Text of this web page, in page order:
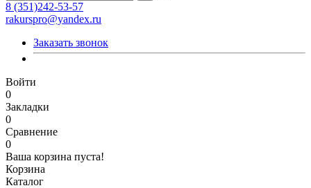
8 (351)242-53-57
rakurspro@yandex.ru
Заказать звонок
Войти
0
Закладки
0
Сравнение
0
Ваша корзина пуста!
Корзина
Каталог